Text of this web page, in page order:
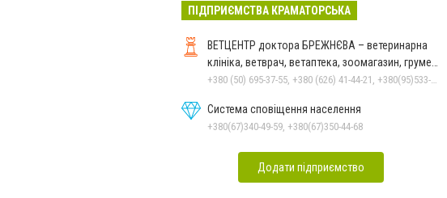
ПІДПРИЄМСТВА КРАМАТОРСЬКА
ВЕТЦЕНТР доктора БРЕЖНЄВА – ветеринарна
клініка, ветврач, ветаптека, зоомагазин, грумер,
стрижки.
+380 (50) 695-37-55, +380 (626) 41-44-21, +380(95)533-90-03
Система сповіщення населення
+380(67)340-49-59, +380(67)350-44-68
Додати підприємство